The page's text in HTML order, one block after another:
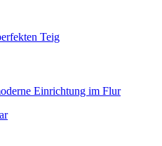
Teig
Einrichtung im Flur